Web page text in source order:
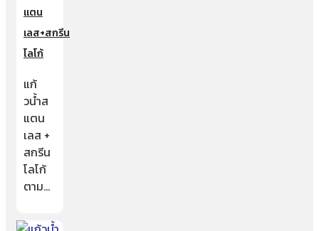
แตน
เลส+สกรีน
โลโก้
แก้
วน้ำส
แตน
เลส +
สกรีน
โลโก้
ตาม…